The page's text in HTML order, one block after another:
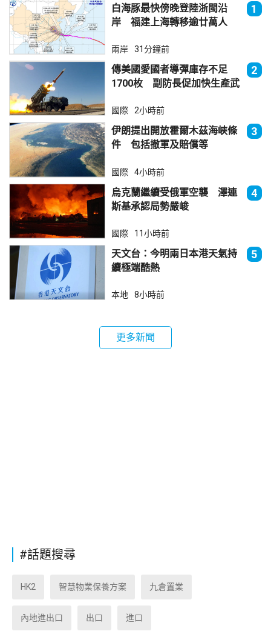
白海豚最快傍晚登陸浙閩沿
岸 福建上海轉移逾廿萬人
1
兩岸 31分鐘前
傳美國愛國者導彈庫存不足
1700枚 副防長促加快生產武
2
國際 2小時前
伊朗提出開放霍爾木茲海峽條
件 包括撤軍及賠償等
3
國際 4小時前
烏克蘭繼續受俄軍空襲 澤連
斯基承認局勢嚴峻
4
國際 11小時前
天文台：今明兩日本港天氣持
續極端酷熱
5
本地 8小時前
更多新聞
#話題搜尋
HK2 智慧物業保養方案 九倉置業
內地進出口 出口 進口